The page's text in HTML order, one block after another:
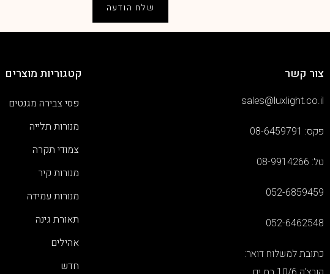
שלח הודעה
צור קשר
sales@luxlight.co.il
פקס: 08-6459791
טל: 08-9914266
052-6859459
052-6462548
כתובת למשלוח דואר:
קטגוריות מוצרים
פסי צבירה מגנטים
מנורות תלייה
צמודי תקרה
מנורות קיר
מנורות עמידה
תאורת גינה
אהילים
חדש